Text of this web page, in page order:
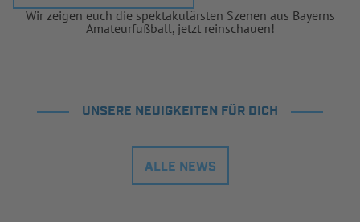
Wir zeigen euch die spektakulärsten Szenen aus Bayerns
Amateurfußball, jetzt reinschauen!
UNSERE NEUIGKEITEN FÜR DICH
ALLE NEWS